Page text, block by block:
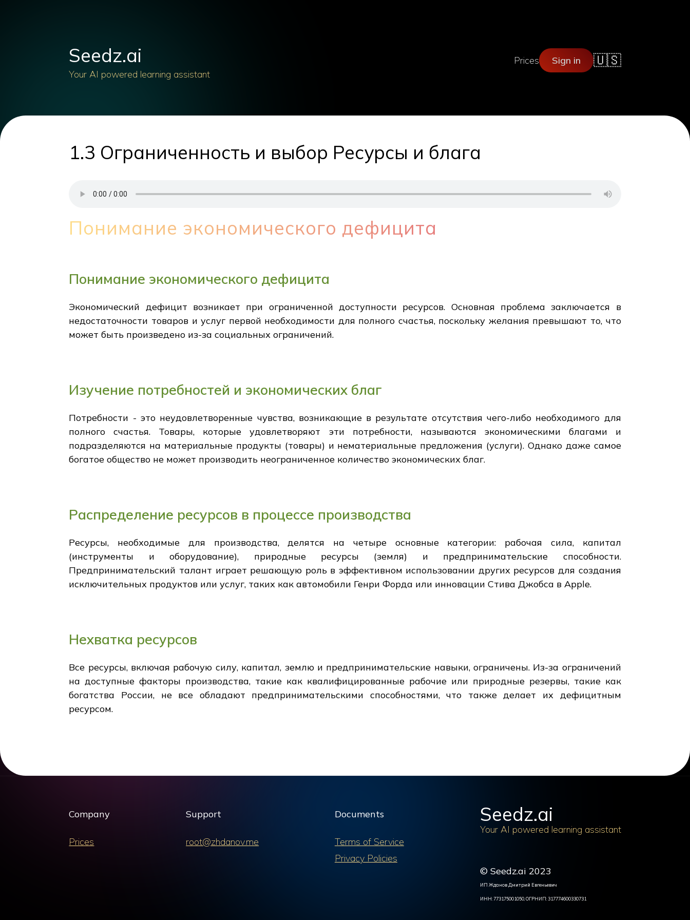
Seedz.ai
Your AI powered learning assistant
Prices Sign in 🇺🇸
1.3 Ограниченность и выбор Ресурсы и блага
Понимание экономического дефицита
Понимание экономического дефицита
Экономический дефицит возникает при ограниченной доступности ресурсов. Основная проблема заключается в
недостаточности товаров и услуг первой необходимости для полного счастья, поскольку желания превышают то, что
может быть произведено из-за социальных ограничений.
Изучение потребностей и экономических благ
Потребности - это неудовлетворенные чувства, возникающие в результате отсутствия чего-либо необходимого для
полного счастья. Товары, которые удовлетворяют эти потребности, называются экономическими благами и
подразделяются на материальные продукты (товары) и нематериальные предложения (услуги). Однако даже самое
богатое общество не может производить неограниченное количество экономических благ.
Распределение ресурсов в процессе производства
Ресурсы, необходимые для производства, делятся на четыре основные категории: рабочая сила, капитал
(инструменты и оборудование), природные ресурсы (земля) и предпринимательские способности.
Предпринимательский талант играет решающую роль в эффективном использовании других ресурсов для создания
исключительных продуктов или услуг, таких как автомобили Генри Форда или инновации Стива Джобса в Apple.
Нехватка ресурсов
Все ресурсы, включая рабочую силу, капитал, землю и предпринимательские навыки, ограничены. Из-за ограничений
на доступные факторы производства, такие как квалифицированные рабочие или природные резервы, такие как
богатства России, не все обладают предпринимательскими способностями, что также делает их дефицитным
ресурсом.
Company
Prices
Support
root@zhdanov.me
Documents
Terms of Service
Privacy Policies
Seedz.ai
Your AI powered learning assistant
© Seedz.ai 2023
ИП Жданов Дмитрий Евгеньевич
ИНН: 773175001050, ОГРНИП: 317774600330731